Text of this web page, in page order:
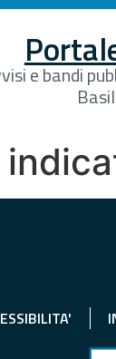
e bandi